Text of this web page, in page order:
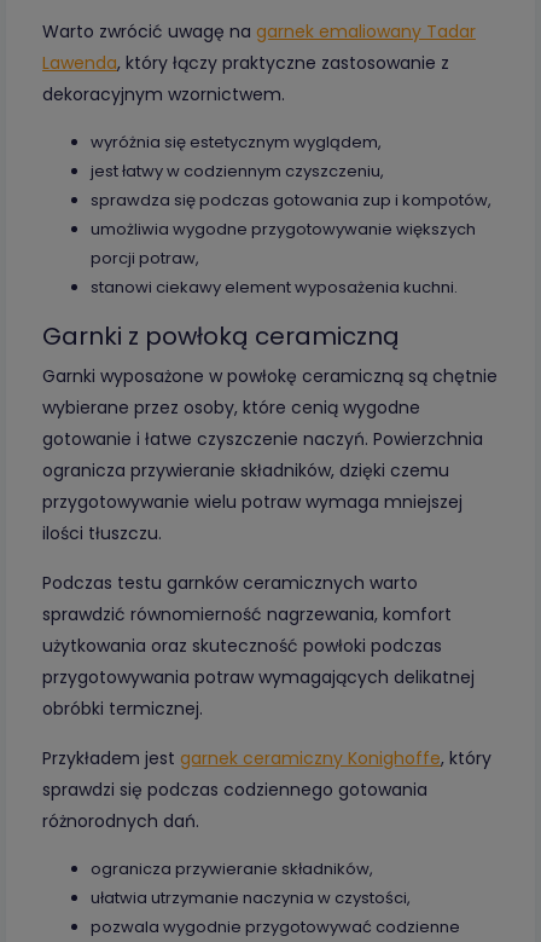
Warto zwrócić uwagę na garnek emaliowany Tadar
Lawenda, który łączy praktyczne zastosowanie z
dekoracyjnym wzornictwem.
wyróżnia się estetycznym wyglądem,
jest łatwy w codziennym czyszczeniu,
sprawdza się podczas gotowania zup i kompotów,
umożliwia wygodne przygotowywanie większych
porcji potraw,
stanowi ciekawy element wyposażenia kuchni.
Garnki z powłoką ceramiczną
Garnki wyposażone w powłokę ceramiczną są chętnie
wybierane przez osoby, które cenią wygodne
gotowanie i łatwe czyszczenie naczyń. Powierzchnia
ogranicza przywieranie składników, dzięki czemu
przygotowywanie wielu potraw wymaga mniejszej
ilości tłuszczu.
Podczas testu garnków ceramicznych warto
sprawdzić równomierność nagrzewania, komfort
użytkowania oraz skuteczność powłoki podczas
przygotowywania potraw wymagających delikatnej
obróbki termicznej.
Przykładem jest garnek ceramiczny Konighoffe, który
sprawdzi się podczas codziennego gotowania
różnorodnych dań.
ogranicza przywieranie składników,
ułatwia utrzymanie naczynia w czystości,
pozwala wygodnie przygotowywać codzienne